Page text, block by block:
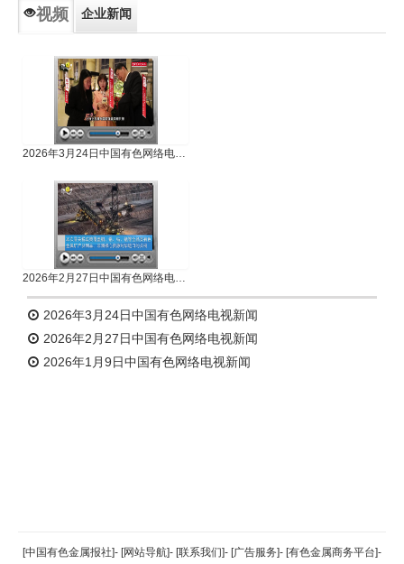
视频 企业新闻
2026年3月24日中国有色网络电视新闻
2026年2月27日中国有色网络电视新闻
2026年3月24日中国有色网络电视新闻
2026年2月27日中国有色网络电视新闻
2026年1月9日中国有色网络电视新闻
返回顶部
[中国有色金属报社]- [网站导航]- [联系我们]- [广告服务]- [有色金属商务平台]-